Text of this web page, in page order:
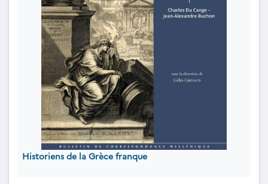
Historiens de la Grèce franque